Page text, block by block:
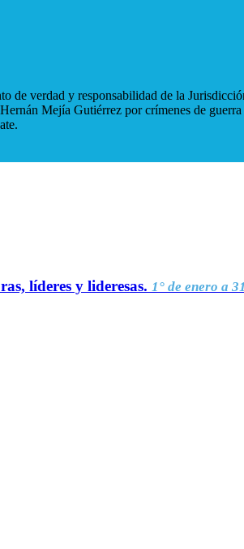
de verdad y responsabilidad de la
Mejía Gutiérrez por crímenes de
líderes y lideresas. 1° de enero a